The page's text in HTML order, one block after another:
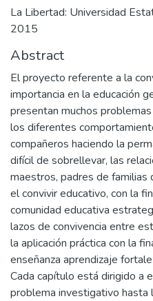
La Libertad: Universidad
2015
Abstract
El proyecto referente a la
importancia en la educación
presentan muchos
los diferentes
compañeros haciendo la
difícil de sobrellevar, las
maestros, padres de
el convivir educativo, con la
comunidad educativa
lazos de convivencia entre
la aplicación práctica con la
enseñanza aprendizaje
Cada capítulo está dirigido a
problema investigativo hasta